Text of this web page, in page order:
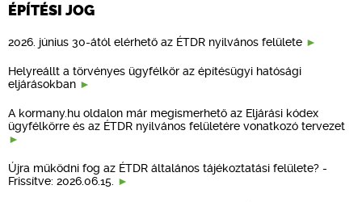
ÉPÍTÉSI JOG
2026. június 30-ától elérhető az ÉTDR nyilvános felülete
Helyreállt a törvényes ügyfélkör az építésügyi hatósági
eljárásokban
A kormany.hu oldalon már megismerhető az Eljárási kódex
ügyfélkörre és az ÉTDR nyilvános felületére vonatkozó tervezet
Újra működni fog az ÉTDR általános tájékoztatási felülete? -
Frissítve: 2026.06.15.